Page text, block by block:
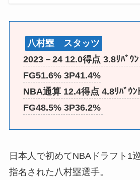
八村塁 スタッツ
2023－24 12.0得点 3.8ﾘﾊﾞｳﾝ
FG51.6% 3P41.4%
NBA通算 12.4得点 4.8ﾘﾊﾞｳﾝ
FG48.5% 3P36.2%
日本人で初めてNBAドラフト1
指名された八村塁選手。